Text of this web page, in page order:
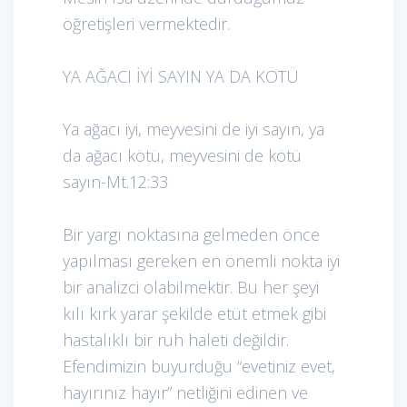
öğretişleri vermektedir.
YA AĞACI İYİ SAYIN YA DA KÖTÜ
Ya ağacı iyi, meyvesini de iyi sayın, ya
da ağacı kötü, meyvesini de kötü
sayın-Mt.12:33
Bir yargı noktasına gelmeden önce
yapılması gereken en önemli nokta iyi
bir analizci olabilmektir. Bu her şeyi
kılı kırk yarar şekilde etüt etmek gibi
hastalıklı bir ruh haleti değildir.
Efendimizin buyurduğu “evetiniz evet,
hayırınız hayır” netliğini edinen ve